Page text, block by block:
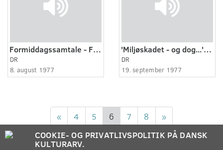
Formiddagssamtale - Fra et langt liv i sangens tjeneste - Operasangerinde Anna Hagen
DR
8. august 1977
'Miljøskadet - og dog...' - Formiddagssamtale med Hannah Bjarnhof
DR
19. september 1977
« 4 5 6 7 8 »
COOKIE- OG PRIVATLIVSPOLITIK PÅ DANSK
KULTURARV.